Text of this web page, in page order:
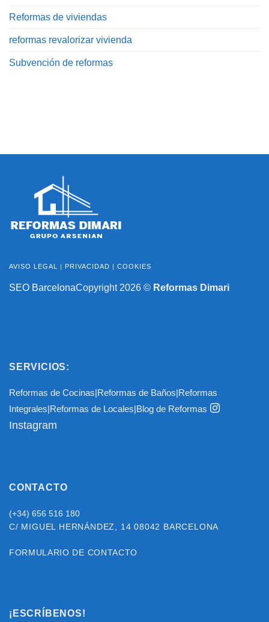
Reformas de viviendas
reformas revalorizar vivienda
Subvención de reformas
AVISO LEGAL | PRIVACIDAD | COOKIES
SEO BarcelonaCopyright 2026 © Reformas Dimari
SERVICIOS:
Reformas de Cocinas|Reformas de Baños|Reformas
Integrales|Reformas de Locales|Blog de Reformas
Instagram
CONTACTO
(+34) 656 516 180
C/ MIGUEL HERNÁNDEZ, 1408042 BARCELONA
FORMULARIO DE CONTACTO
¡ESCRÍBENOS!